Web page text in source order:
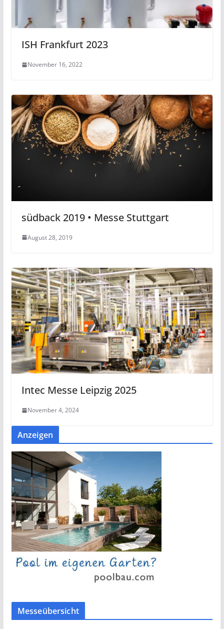
ISH Frankfurt 2023
November 16, 2022
südback 2019 • Messe Stuttgart
August 28, 2019
Intec Messe Leipzig 2025
November 4, 2024
Anzeigen
Messeübersicht